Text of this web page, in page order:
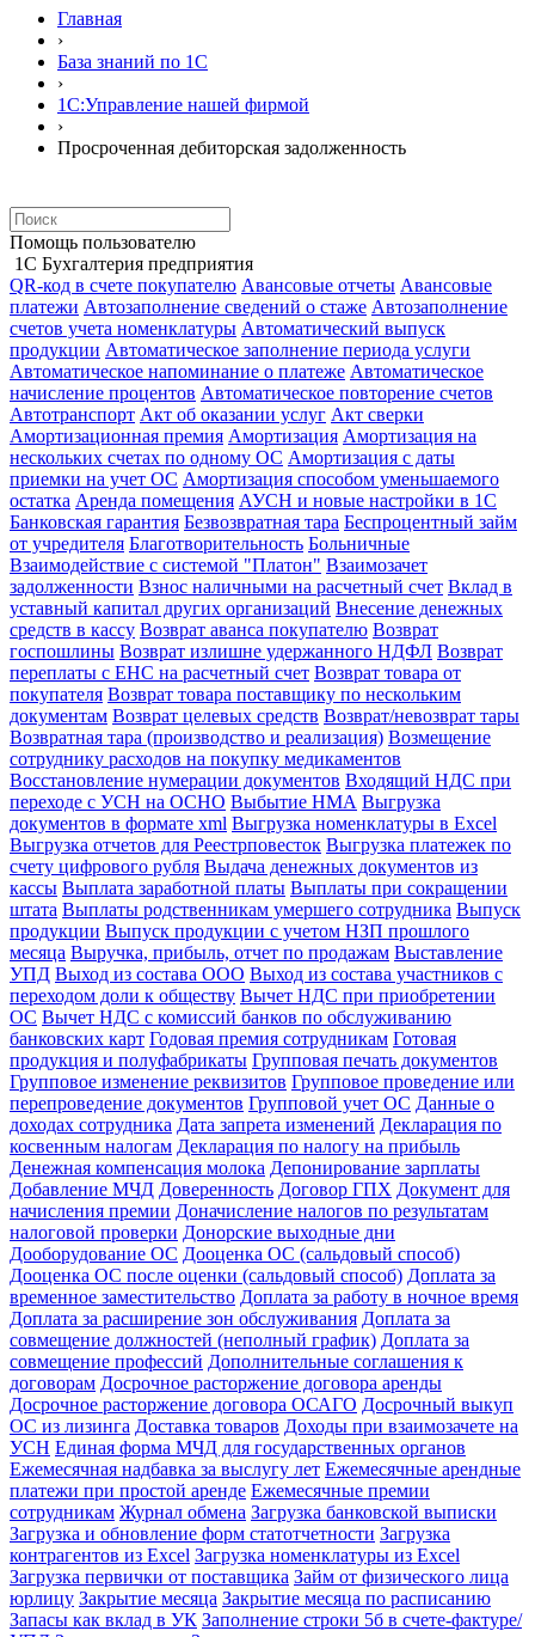
Главная
›
База знаний по 1С
›
1С:Управление нашей фирмой
›
Просроченная дебиторская задолженность
Помощь пользователю
1С Бухгалтерия предприятия
QR-код в счете покупателю Авансовые отчеты Авансовые
платежи Автозаполнение сведений о стаже Автозаполнение
счетов учета номенклатуры Автоматический выпуск
продукции Автоматическое заполнение периода услуги
Автоматическое напоминание о платеже Автоматическое
начисление процентов Автоматическое повторение счетов
Автотранспорт Акт об оказании услуг Акт сверки
Амортизационная премия Амортизация Амортизация на
нескольких счетах по одному ОС Амортизация с даты
приемки на учет ОС Амортизация способом уменьшаемого
остатка Аренда помещения АУСН и новые настройки в 1С
Банковская гарантия Безвозвратная тара Беспроцентный займ
от учредителя Благотворительность Больничные
Взаимодействие с системой "Платон" Взаимозачет
задолженности Взнос наличными на расчетный счет Вклад в
уставный капитал других организаций Внесение денежных
средств в кассу Возврат аванса покупателю Возврат
госпошлины Возврат излишне удержанного НДФЛ Возврат
переплаты с ЕНС на расчетный счет Возврат товара от
покупателя Возврат товара поставщику по нескольким
документам Возврат целевых средств Возврат/невозврат тары
Возвратная тара (производство и реализация) Возмещение
сотруднику расходов на покупку медикаментов
Восстановление нумерации документов Входящий НДС при
переходе с УСН на ОСНО Выбытие НМА Выгрузка
документов в формате xml Выгрузка номенклатуры в Excel
Выгрузка отчетов для Реестрповесток Выгрузка платежек по
счету цифрового рубля Выдача денежных документов из
кассы Выплата заработной платы Выплаты при сокращении
штата Выплаты родственникам умершего сотрудника Выпуск
продукции Выпуск продукции с учетом НЗП прошлого
месяца Выручка, прибыль, отчет по продажам Выставление
УПД Выход из состава ООО Выход из состава участников с
переходом доли к обществу Вычет НДС при приобретении
ОС Вычет НДС с комиссий банков по обслуживанию
банковских карт Годовая премия сотрудникам Готовая
продукция и полуфабрикаты Групповая печать документов
Групповое изменение реквизитов Групповое проведение или
перепроведение документов Групповой учет ОС Данные о
доходах сотрудника Дата запрета изменений Декларация по
косвенным налогам Декларация по налогу на прибыль
Денежная компенсация молока Депонирование зарплаты
Добавление МЧД Доверенность Договор ГПХ Документ для
начисления премии Доначисление налогов по результатам
налоговой проверки Донорские выходные дни
Дооборудование ОС Дооценка ОС (сальдовый способ)
Дооценка ОС после оценки (сальдовый способ) Доплата за
временное заместительство Доплата за работу в ночное время
Доплата за расширение зон обслуживания Доплата за
совмещение должностей (неполный график) Доплата за
совмещение профессий Дополнительные соглашения к
договорам Досрочное расторжение договора аренды
Досрочное расторжение договора ОСАГО Досрочный выкуп
ОС из лизинга Доставка товаров Доходы при взаимозачете на
УСН Единая форма МЧД для государственных органов
Ежемесячная надбавка за выслугу лет Ежемесячные арендные
платежи при простой аренде Ежемесячные премии
сотрудникам Журнал обмена Загрузка банковской выписки
Загрузка и обновление форм статотчетности Загрузка
контрагентов из Excel Загрузка номенклатуры из Excel
Загрузка первички от поставщика Займ от физического лица
юрлицу Закрытие месяца Закрытие месяца по расписанию
Запасы как вклад в УК Заполнение строки 5б в счете-фактуре/